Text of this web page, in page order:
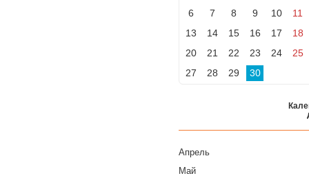
6
7 8 9 10
11
13
14 15 16 17
18
20
21 22 23 24
25
27
28 29 30
Апрель
Май